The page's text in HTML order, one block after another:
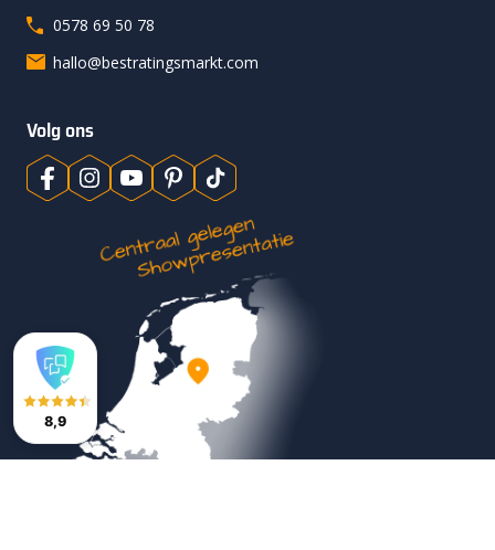
0578 69 50 78
hallo@bestratingsmarkt.com
Volg ons
8,9